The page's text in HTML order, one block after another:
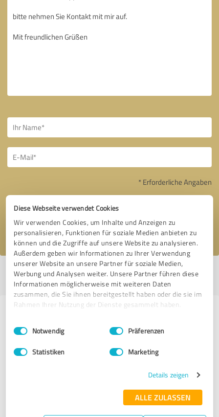
Diese Webseite verwendet Cookies
Wir verwenden Cookies, um Inhalte und Anzeigen zu
personalisieren, Funktionen für soziale Medien anbieten zu
können und die Zugriffe auf unsere Website zu analysieren.
Außerdem geben wir Informationen zu Ihrer Verwendung
unserer Website an unsere Partner für soziale Medien,
Werbung und Analysen weiter. Unsere Partner führen diese
Informationen möglicherweise mit weiteren Daten
zusammen, die Sie ihnen bereitgestellt haben oder die sie im
Rahmen Ihrer Nutzung der Dienste gesammelt haben.
Impressum Datenschutzbestimmungen
Einwilligungsauswahl
Notwendig Präferenzen
Statistiken Marketing
Details zeigen
ALLE ZULASSEN
* Erforderliche Angaben
Nachricht senden
Ich stimme denDatenschutzbestimmungenzu.
Profil aktiv seit 05.10.2017 |Letzte Aktualisierung: 27.05.2025|Profil
melden
Anbietern aus dem Bereich